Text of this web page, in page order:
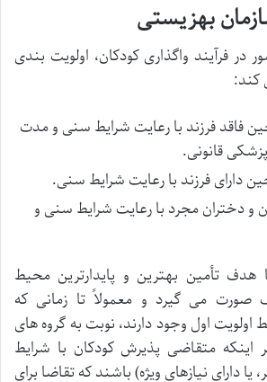
بهزیستی
در فرآیند واگذاری کودکان، اولویت بندی
کند:
فاقد فرزند با رعایت شرایط سنی و مدت
قانونی.
دارای فرزند با رعایت شرایط سنی.
و دختران مجرد با رعایت شرایط سنی و
هدف تأمین بهترین و پایدارترین محیط
صورت می گیرد و معمولاً تا زمانی که
اول وجود دارند، نوبت به گروه های
متقاضی پذیرش کودکان با شرایط
دارای نیازهای ویژه) باشند که تقاضا برای